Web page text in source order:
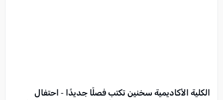
الكلية الأكاديمية سخنين تكتب فصلًا جديدًا - احتفال